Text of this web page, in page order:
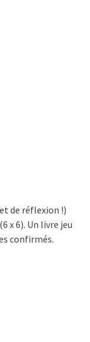
de réflexion !)
x 6). Un livre jeu
confirmés.